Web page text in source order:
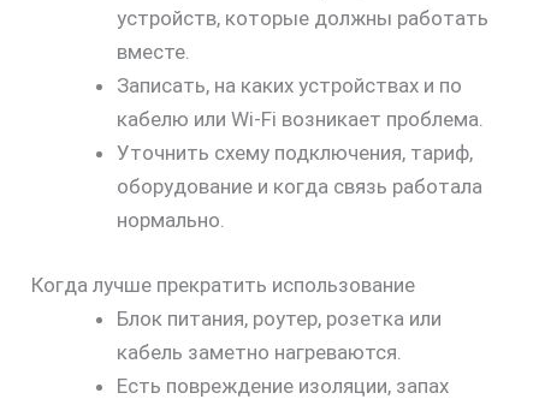
устройств, которые должны работать
вместе.
Записать, на каких устройствах и по
кабелю или Wi‑Fi возникает проблема.
Уточнить схему подключения, тариф,
оборудование и когда связь работала
нормально.
Когда лучше прекратить использование
Блок питания, роутер, розетка или
кабель заметно нагреваются.
Есть повреждение изоляции, запах